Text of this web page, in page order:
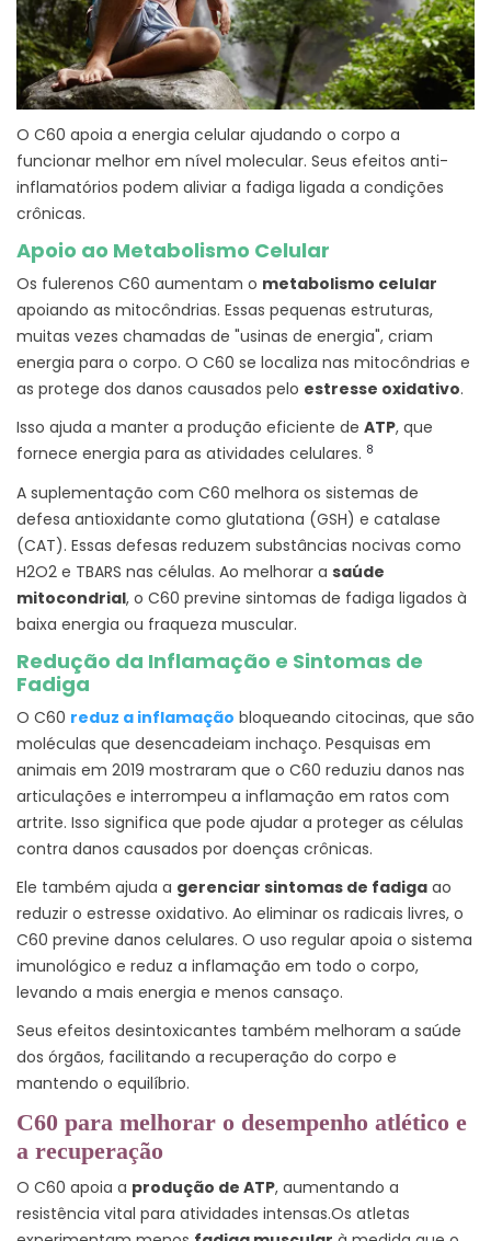
O C60 apoia a energia celular ajudando o corpo a
funcionar melhor em nível molecular. Seus efeitos anti-
inflamatórios podem aliviar a fadiga ligada a condições
crônicas.
Apoio ao Metabolismo Celular
Os fulerenos C60 aumentam o metabolismo celular
apoiando as mitocôndrias. Essas pequenas estruturas,
muitas vezes chamadas de "usinas de energia", criam
energia para o corpo. O C60 se localiza nas mitocôndrias e
as protege dos danos causados pelo estresse oxidativo.
Isso ajuda a manter a produção eficiente de ATP, que
fornece energia para as atividades celulares. 8
A suplementação com C60 melhora os sistemas de
defesa antioxidante como glutationa (GSH) e catalase
(CAT). Essas defesas reduzem substâncias nocivas como
H2O2 e TBARS nas células. Ao melhorar a saúde
mitocondrial, o C60 previne sintomas de fadiga ligados à
baixa energia ou fraqueza muscular.
Redução da Inflamação e Sintomas de
Fadiga
O C60 reduz a inflamação bloqueando citocinas, que são
moléculas que desencadeiam inchaço. Pesquisas em
animais em 2019 mostraram que o C60 reduziu danos nas
articulações e interrompeu a inflamação em ratos com
artrite. Isso significa que pode ajudar a proteger as células
contra danos causados por doenças crônicas.
Ele também ajuda a gerenciar sintomas de fadiga ao
reduzir o estresse oxidativo. Ao eliminar os radicais livres, o
C60 previne danos celulares. O uso regular apoia o sistema
imunológico e reduz a inflamação em todo o corpo,
levando a mais energia e menos cansaço.
Seus efeitos desintoxicantes também melhoram a saúde
dos órgãos, facilitando a recuperação do corpo e
mantendo o equilíbrio.
C60 para melhorar o desempenho atlético e
a recuperação
O C60 apoia a produção de ATP, aumentando a
resistência vital para atividades intensas.Os atletas